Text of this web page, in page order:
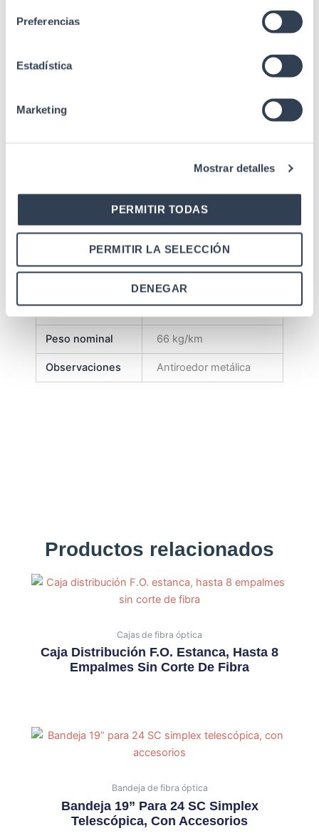
Preferencias
Estadística
Marketing
Mostrar detalles
PERMITIR TODAS
PERMITIR LA SELECCIÓN
DENEGAR
5 J (UNE-EN 60794-1-
<= 3 metros en 24
Temperatura de
funcionamiento
-20 grados C a +70
grados
aplicable
UNE-EN 60794-1-2
(E1, E3, E4, F1, F5C),
CE, RoHS
Embalaje Bobina 2000 m
Peso nominal 66 kg/km
Observaciones Antiroedor metálica
Productos relacionados
Cajas de fibra óptica
Caja Distribución F.O. Estanca, Hasta 8
Empalmes Sin Corte De Fibra
Bandeja de fibra óptica
Bandeja 19” Para 24 SC Simplex
Telescópica, Con Accesorios